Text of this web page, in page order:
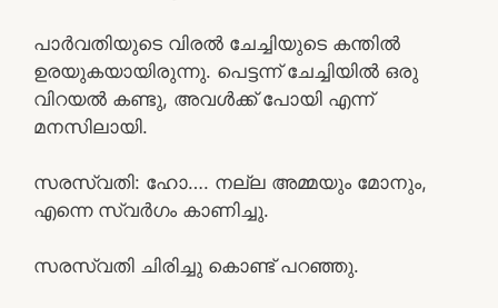
പാർവതിയുടെ വിരൽ ചേച്ചിയുടെ കന്തിൽ
ഉരയുകയായിരുന്നു. പെട്ടന്ന് ചേച്ചിയിൽ ഒരു
വിറയൽ കണ്ടു, അവൾക്ക് പോയി എന്ന്
മനസിലായി.
സരസ്വതി: ഹോ…. നല്ല അമ്മയും മോനും,
എന്നെ സ്വർഗം കാണിച്ചു.
സരസ്വതി ചിരിച്ചു കൊണ്ട് പറഞ്ഞു.